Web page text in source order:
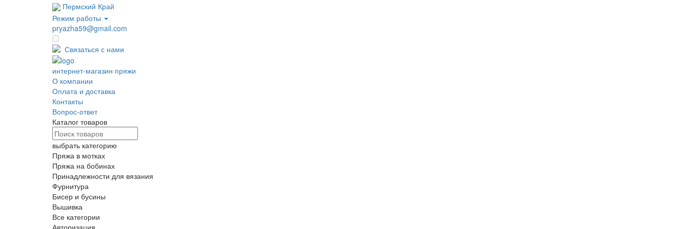
Пермский Край
Режим работы
pryazha59@gmail.com
Связаться с нами
интернет-магазин пряжи
О компании
Оплата и доставка
Контакты
Вопрос-ответ
Каталог товаров
выбрать категорию
Пряжа в мотках
Пряжа на бобинах
Принадлежности для вязания
Фурнитура
Бисер и бусины
Вышивка
Все категории